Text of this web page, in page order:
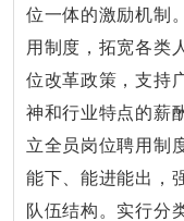
位一体的激励机制
用制度，拓宽各类
位改革政策，支持
神和行业特点的薪
立全员岗位聘用制
能下、能进能出，
队伍结构。实行分